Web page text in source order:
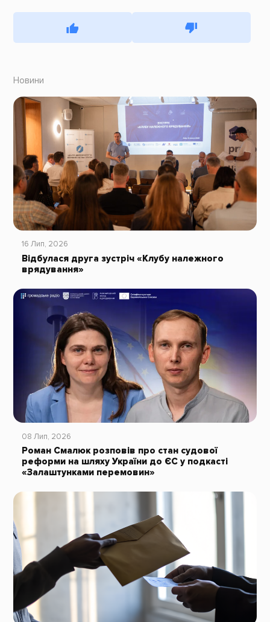
Новини
16 Лип, 2026
Відбулася друга зустріч «Клубу належного
врядування»
08 Лип, 2026
Роман Смалюк розповів про стан судової
реформи на шляху України до ЄС у подкасті
«Залаштунками перемовин»